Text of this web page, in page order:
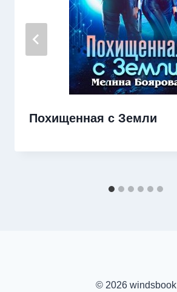
Похищенная с Земли
© 2026 windsbook